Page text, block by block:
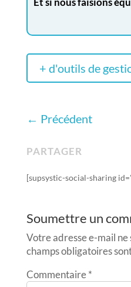
+ d'outils de
← Précédent
PARTAGER
[supsystic-social-sharing
Soumettre un
Votre adresse e-mail ne
champs obligatoires
Commentaire*